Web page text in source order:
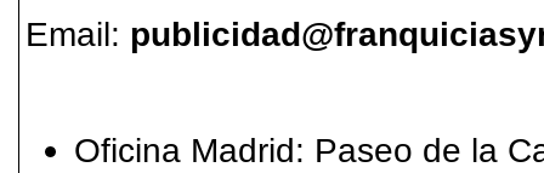
Email:
Oficina Madrid: Paseo de la